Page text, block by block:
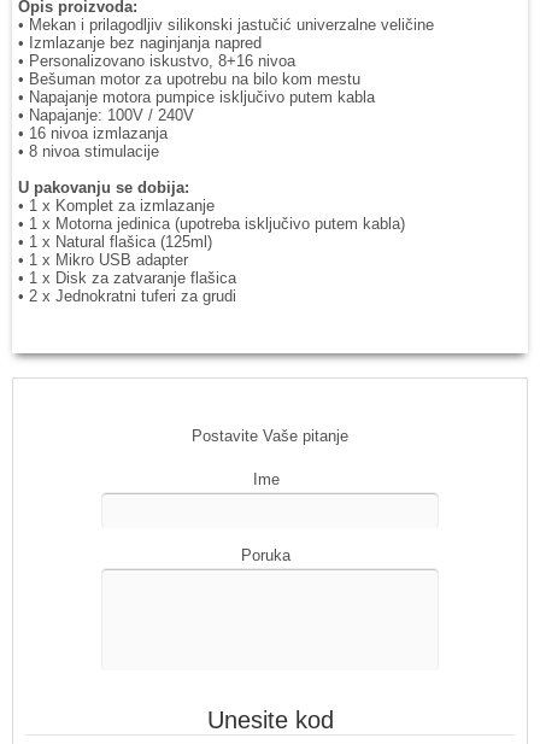
Opis proizvoda:
• Mekan i prilagodljiv silikonski jastučić univerzalne veličine
• Izmlazanje bez naginjanja napred
• Personalizovano iskustvo, 8+16 nivoa
• Bešuman motor za upotrebu na bilo kom mestu
• Napajanje motora pumpice isključivo putem kabla
• Napajanje: 100V / 240V
• 16 nivoa izmlazanja
• 8 nivoa stimulacije
U pakovanju se dobija:
• 1 x Komplet za izmlazanje
• 1 x Motorna jedinica (upotreba isključivo putem kabla)
• 1 x Natural flašica (125ml)
• 1 x Mikro USB adapter
• 1 x Disk za zatvaranje flašica
• 2 x Jednokratni tuferi za grudi
Postavite Vaše pitanje
Ime
Poruka
Unesite kod